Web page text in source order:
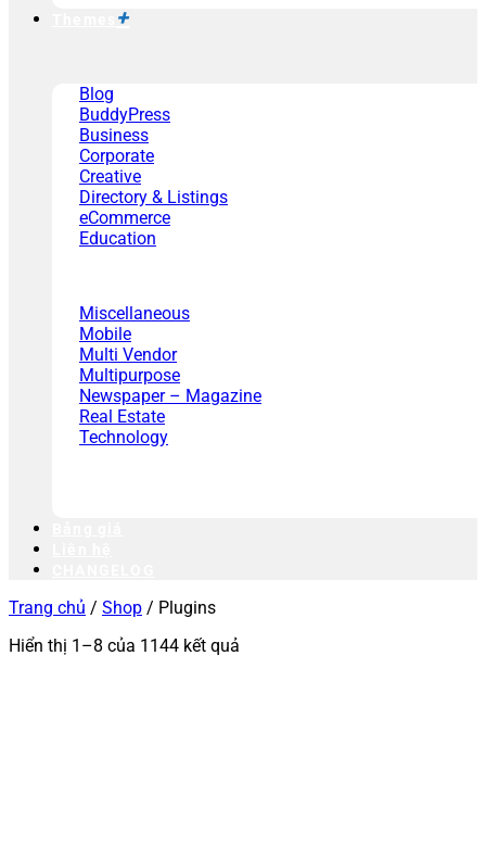
Blog
BuddyPress
Business
Corporate
Creative
Directory & Listings
eCommerce
Education
Miscellaneous
Mobile
Multi Vendor
Multipurpose
Newspaper – Magazine
Real Estate
Technology
Trang chủ / Shop / Plugins
Hiển thị 1–8 của 1144 kết quả